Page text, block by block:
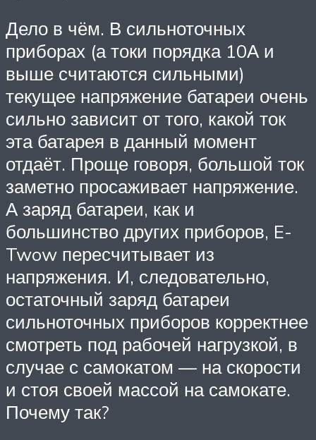
Дело в чём. В сильноточных
приборах (а токи порядка 10А и
выше считаются сильными)
текущее напряжение батареи очень
сильно зависит от того, какой ток
эта батарея в данный момент
отдаёт. Проще говоря, большой ток
заметно просаживает напряжение.
А заряд батареи, как и
большинство других приборов, E-
Twow пересчитывает из
напряжения. И, следовательно,
остаточный заряд батареи
сильноточных приборов корректнее
смотреть под рабочей нагрузкой, в
случае с самокатом — на скорости
и стоя своей массой на самокате.
Почему так?